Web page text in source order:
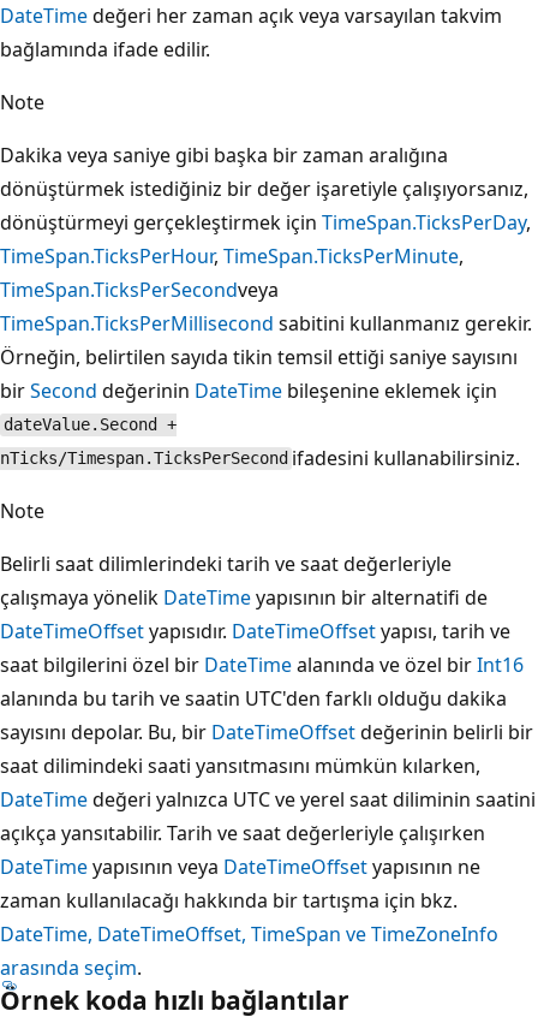
DateTimedeğeri her zaman açık veya varsayılan takvim
bağlamında ifade edilir.
Note
Dakika veya saniye gibi başka bir zaman aralığına
dönüştürmek istediğiniz bir değer işaretiyle çalışıyorsanız,
dönüştürmeyi gerçekleştirmek için TimeSpan.TicksPerDay,
TimeSpan.TicksPerHour, TimeSpan.TicksPerMinute,
TimeSpan.TicksPerSecondveya
TimeSpan.TicksPerMillisecond sabitini kullanmanız gerekir.
Örneğin, belirtilen sayıda tikin temsil ettiği saniye sayısını
birSecond değerinin DateTime bileşenine eklemek için
dateValue.Second +
nTicks/Timespan.TicksPerSecond ifadesini kullanabilirsiniz.
Note
Belirli saat dilimlerindeki tarih ve saat değerleriyle
çalışmaya yönelik DateTimeyapısının bir alternatifi de
DateTimeOffsetyapısıdır. DateTimeOffsetyapısı, tarih ve
saat bilgilerini özel bir DateTimealanında ve özel birInt16
alanında bu tarih ve saatin UTC'den farklı olduğu dakika
sayısını depolar. Bu, bir DateTimeOffsetdeğerinin belirli bir
saat dilimindeki saati yansıtmasını mümkün kılarken,
DateTimedeğeri yalnızca UTC ve yerel saat diliminin saatini
açıkça yansıtabilir. Tarih ve saat değerleriyle çalışırken
DateTimeyapısının veya DateTimeOffsetyapısının ne
zaman kullanılacağı hakkında bir tartışma için bkz.
DateTime, DateTimeOffset, TimeSpan ve TimeZoneInfo
arasında seçim.
Örnek koda hızlı bağlantılar